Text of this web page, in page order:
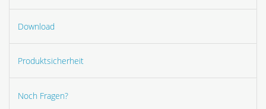
Download
Produktsicherheit
Noch Fragen?